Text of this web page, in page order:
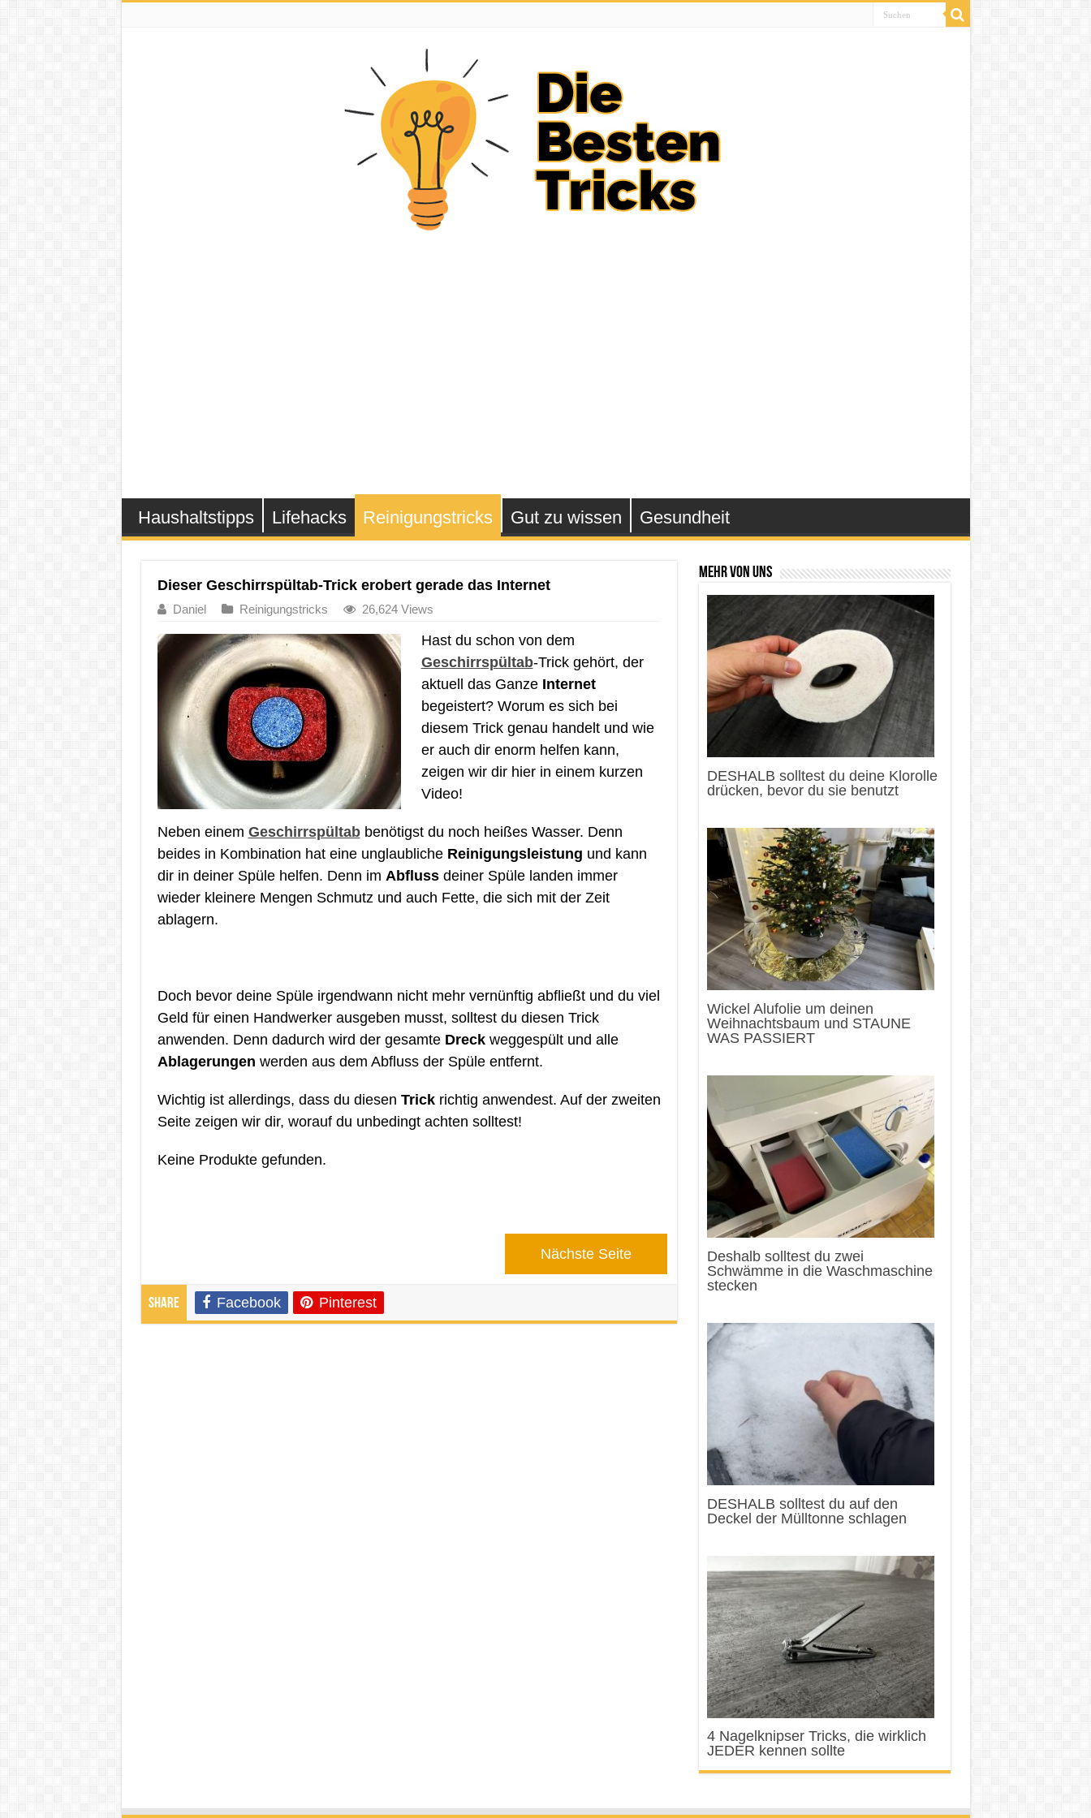
Haushaltstipps Lifehacks Reinigungstricks Gut zu wissen Gesundheit
Dieser Geschirrspültab-Trick erobert gerade das Internet
Daniel Reinigungstricks 26,624 Views
Hast du schon von dem
Geschirrspültab-Trick gehört, der
aktuell das Ganze Internet
begeistert? Worum es sich bei
diesem Trick genau handelt und wie
er auch dir enorm helfen kann,
zeigen wir dir hier in einem kurzen
Video!
Neben einem Geschirrspültabbenötigst du noch heißes Wasser. Denn
beides in Kombination hat eine unglaubliche Reinigungsleistung und kann
dir in deiner Spüle helfen. Denn im Abflussdeiner Spüle landen immer
wieder kleinere Mengen Schmutz und auch Fette, die sich mit der Zeit
ablagern.
Doch bevor deine Spüle irgendwann nicht mehr vernünftig abfließt und du viel
Geld für einen Handwerker ausgeben musst, solltest du diesen Trick
anwenden. Denn dadurch wird der gesamte Dreckweggespült und alle
Ablagerungen werden aus dem Abfluss der Spüle entfernt.
Wichtig ist allerdings, dass du diesen Trickrichtig anwendest. Auf der zweiten
Seite zeigen wir dir, worauf du unbedingt achten solltest!
Keine Produkte gefunden.
Nächste Seite
Share Facebook Pinterest
Mehr von uns
DESHALB solltest du deine Klorolle
drücken, bevor du sie benutzt
Wickel Alufolie um deinen
Weihnachtsbaum und STAUNE
WAS PASSIERT
Deshalb solltest du zwei
Schwämme in die Waschmaschine
stecken
DESHALB solltest du auf den
Deckel der Mülltonne schlagen
4 Nagelknipser Tricks, die wirklich
JEDER kennen sollte